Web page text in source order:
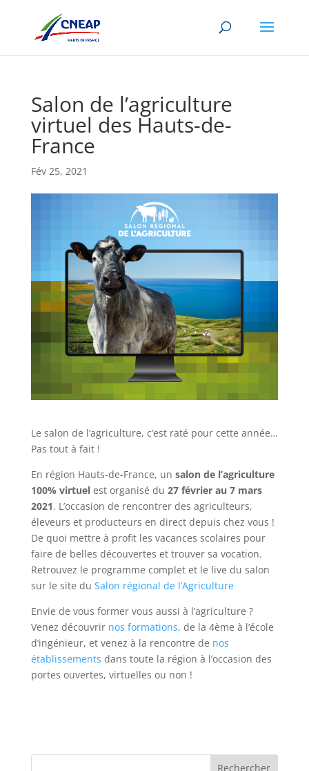
Salon de l’agriculture
virtuel des Hauts-de-
France
Fév 25, 2021
Le salon de l’agriculture, c’est raté pour cette année…
Pas tout à fait !
En région Hauts-de-France, un salon de l’agriculture
100% virtuelest organisé du 27 février au 7 mars
2021. L’occasion de rencontrer des agriculteurs,
éleveurs et producteurs en direct depuis chez vous !
De quoi mettre à profit les vacances scolaires pour
faire de belles découvertes et trouver sa vocation.
Retrouvez le programme complet et le live du salon
sur le site du Salon régional de l’Agriculture
Envie de vous former vous aussi à l’agriculture ?
Venez découvrir nos formations, de la 4ème à l’école
d’ingénieur, et venez à la rencontre de nos
établissements dans toute la région à l’occasion des
portes ouvertes, virtuelles ou non !